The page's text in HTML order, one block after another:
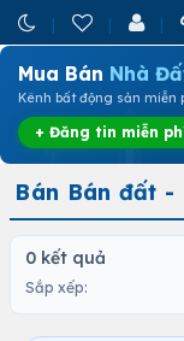
Mua Bán Nhà
Kênh bất động sản miễn
+ Đăng tin miễn
Bán Bán đất -
0 kết quả
Sắp xếp: